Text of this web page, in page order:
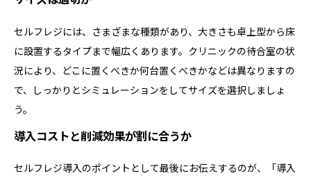
セルフレジには、さまざまな種類があり、大きさも卓上型から床
に設置するタイプまで幅広くあります。クリニックの待合室の状
況により、どこに置くべきか何台置くべきかなどは異なりますの
で、しっかりとシミュレーションをしてサイズを選択しましょ
う。
導入コストと削減効果が割に合うか
セルフレジ導入のポイントとして最後にお伝えするのが、「導入